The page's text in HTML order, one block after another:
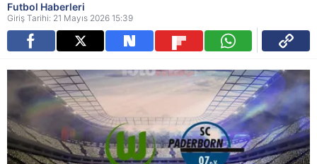
Futbol Haberleri
Giriş Tarihi: 21 Mayıs 2026 15:39